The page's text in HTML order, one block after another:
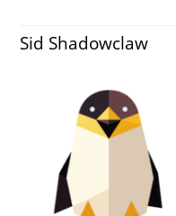
Sid Shadowclaw